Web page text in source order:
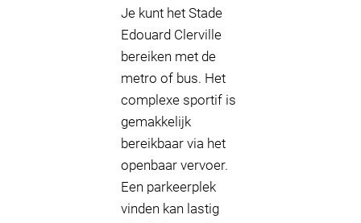
Je kunt het Stade
Edouard Clerville
bereiken met de
metro of bus. Het
complexe sportif is
gemakkelijk
bereikbaar via het
openbaar vervoer.
Een parkeerplek
vinden kan lastig